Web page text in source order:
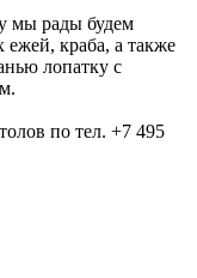
мы рады будем
краба, а также
лопатку с
по тел. +7 495